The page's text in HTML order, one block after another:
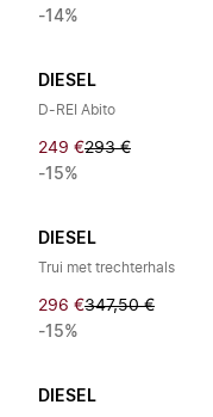
-14%
DIESEL
D-REI Abito
249 €293 €
-15%
DIESEL
Trui met trechterhals
296 €347,50 €
-15%
DIESEL